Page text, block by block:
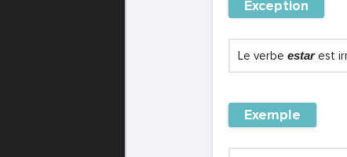
Exception
Le verbe estarest
Exemple